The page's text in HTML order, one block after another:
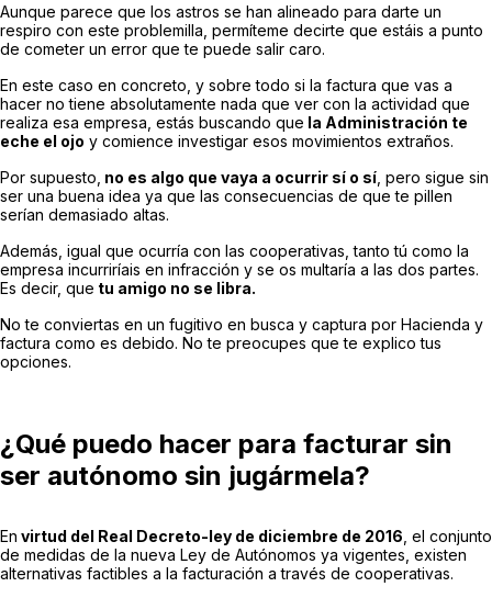
Aunque parece que los astros se han alineado para darte un
respiro con este problemilla, permíteme decirte que estáis a punto
de cometer un error que te puede salir caro.
En este caso en concreto, y sobre todo si la factura que vas a
hacer no tiene absolutamente nada que ver con la actividad que
realiza esa empresa, estás buscando que la Administración te
eche el ojo y comience investigar esos movimientos extraños.
Por supuesto, no es algo que vaya a ocurrir sí o sí , pero sigue sin
ser una buena idea ya que las consecuencias de que te pillen
serían demasiado altas.
Además, igual que ocurría con las cooperativas, tanto tú como la
empresa incurriríais en infracción y se os multaría a las dos partes.
Es decir, que tu amigo no se libra.
No te conviertas en un fugitivo en busca y captura por Hacienda y
factura como es debido. No te preocupes que te explico tus
opciones.
¿Qué puedo hacer para facturar sin
ser autónomo sin jugármela?
En virtud del Real Decreto-ley de diciembre de 2016 , el conjunto
de medidas de la nueva Ley de Autónomos ya vigentes, existen
alternativas factibles a la facturación a través de cooperativas.